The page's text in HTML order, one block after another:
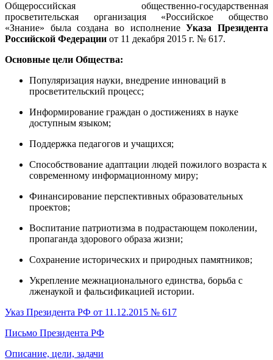
Общероссийская общественно-государственная
просветительская организация «Российское общество
«Знание» была создана во исполнениеУказа Президента
Российской Федерации от 11 декабря 2015 г. № 617.
Основные цели Общества:
Популяризация науки, внедрение инноваций в
просветительский процесс;
Информирование граждан о достижениях в науке
доступным языком;
Поддержка педагогов и учащихся;
Способствование адаптации людей пожилого возраста к
современному информационному миру;
Финансирование перспективных образовательных
проектов;
Воспитание патриотизма в подрастающем поколении,
пропаганда здорового образа жизни;
Сохранение исторических и природных памятников;
Укрепление межнационального единства, борьба с
лженаукой и фальсификацией истории.
Указ Президента РФ от 11.12.2015 № 617
Письмо Президента РФ
Описание, цели, задачи